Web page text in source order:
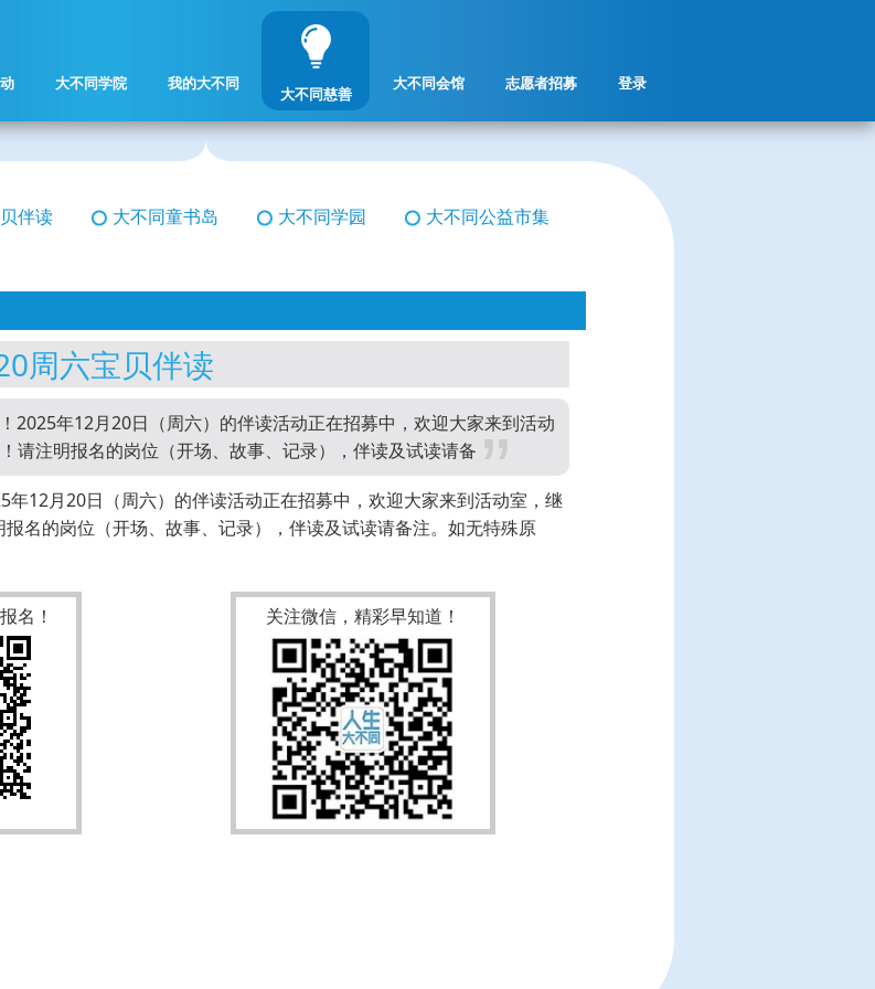
大不同学院 我的大不同
大不同慈善
大不同会馆 志愿者招募 登录
伴读 大不同童书岛 大不同学园 大不同公益市集
周六宝贝伴读
2025年12月20日（周六）的伴读活动正在招募中，欢迎大家来到活动
请注明报名的岗位（开场、故事、记录），伴读及试读请备
年12月20日（周六）的伴读活动正在招募中，欢迎大家来到活动室，继
名的岗位（开场、故事、记录），伴读及试读请备注。如无特殊原
名！ 关注微信，精彩早知道！